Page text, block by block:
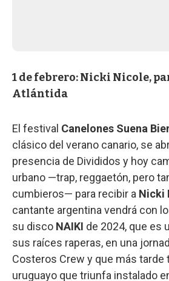
1 de febrero: Nicki Nicole,
Atlántida
El festival Canelones Suena
clásico del verano canario, se
presencia de Divididos y hoy
urbano —trap, reggaetón, pero
cumbieros— para recibir a Nicki
cantante argentina vendrá con
su disco NAIKI de 2024, que es
sus raíces raperas, en una
Costeros Crew y que más tarde
uruguayo que triunfa instalado